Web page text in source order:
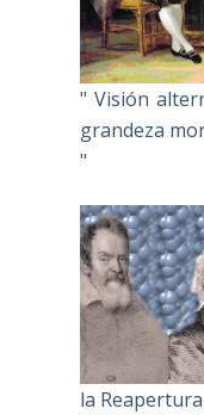
" Visión
grandeza
"
la